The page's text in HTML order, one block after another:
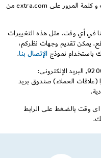
على اكسترا، يطلب إسم المستخدم الخاص بك و كلمة المرور على extra.com من
في أي وقت. مثل هذه التغييرات
يمكن تقديم وجهات نظركم،
باستخدام نموذج
الإتصال بنا.
(علاقات العملاء) صندوق بريد
اى وقت بالضغط على الرابط